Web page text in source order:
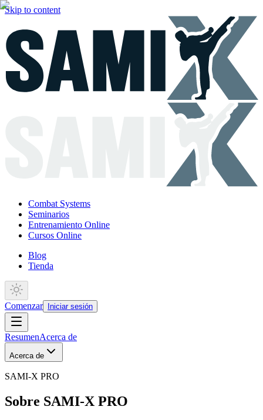
Skip to content
Combat Systems
Seminarios
Entrenamiento Online
Cursos Online
Blog
Tienda
Comenzar Iniciar sesión
ResumenAcerca de
Acerca de
SAMI-X PRO
Sobre SAMI-X PRO